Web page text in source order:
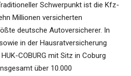
Schwerpunkt ist die Kfz-
Millionen versicherten
deutsche Autoversicherer. In
in der Hausratversicherung
COBURG mit Sitz in Coburg
über 10.000